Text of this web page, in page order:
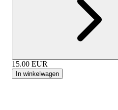
15.00 EUR
In winkelwagen